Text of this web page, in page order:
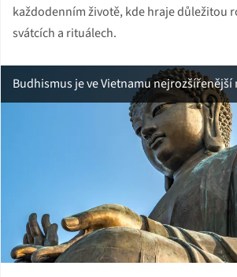
každodenním životě, kde hraje důležitou
svátcích a rituálech.
Budhismus je ve Vietnamu